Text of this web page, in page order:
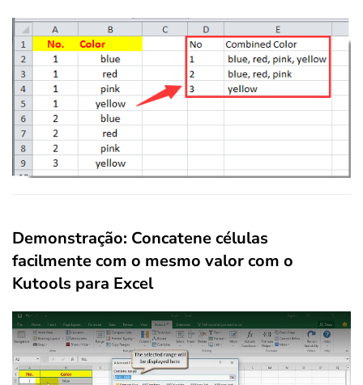
Demonstração: Concatene células
facilmente com o mesmo valor com o
Kutools para Excel